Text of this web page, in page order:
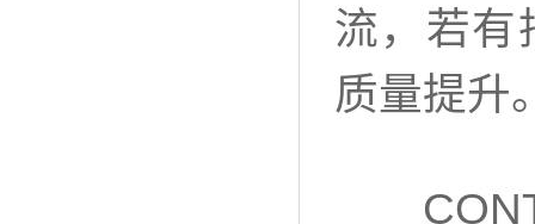
流，若有
质量提升